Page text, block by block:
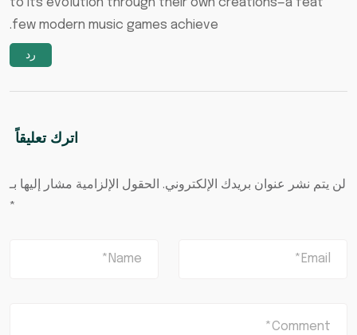
few modern music games achieve.
رد
اترك تعليقاً
لن يتم نشر عنوان بريدك الإلكتروني. الحقول الإلزامية مشار إليها بـ
*